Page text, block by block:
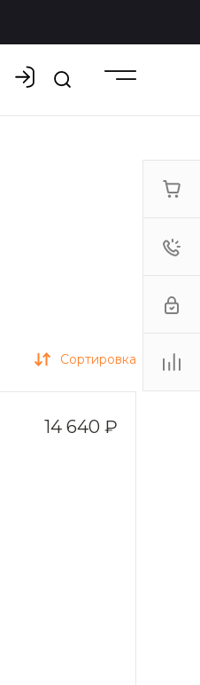
Сортировка
14 640 ₽